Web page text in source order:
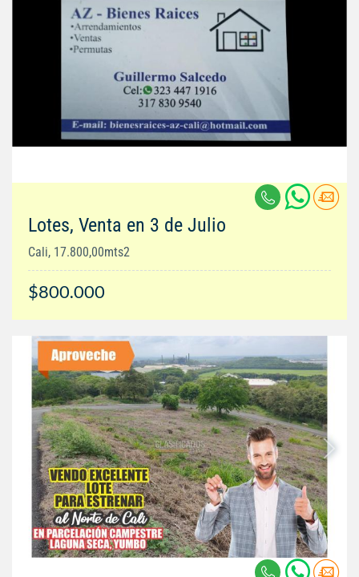
Lotes, Venta en 3 de Julio
Cali, 17.800,00mts2
$800.000